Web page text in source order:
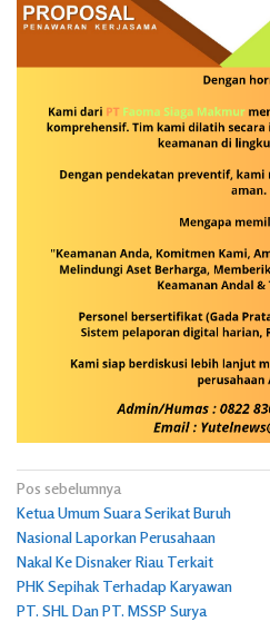
Navigasi
pos
Pos sebelumnya
Ketua Umum Suara Serikat Buruh
Nasional Laporkan Perusahaan
Nakal Ke Disnaker Riau Terkait
PHK Sepihak Terhadap Karyawan
PT. SHL Dan PT. MSSP Surya